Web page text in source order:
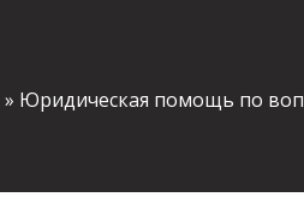
» Юридическая помощь по